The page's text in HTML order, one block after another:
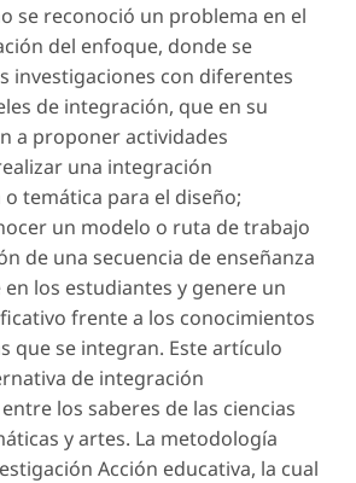
se reconoció un problema en el
del enfoque, donde se
investigaciones con diferentes
de integración, que en su
a proponer actividades
una integración
temática para el diseño;
un modelo o ruta de trabajo
de una secuencia de enseñanza
en los estudiantes y genere un
frente a los conocimientos
que se integran. Este artículo
de integración
los saberes de las ciencias
y artes. La metodología
Acción educativa, la cual